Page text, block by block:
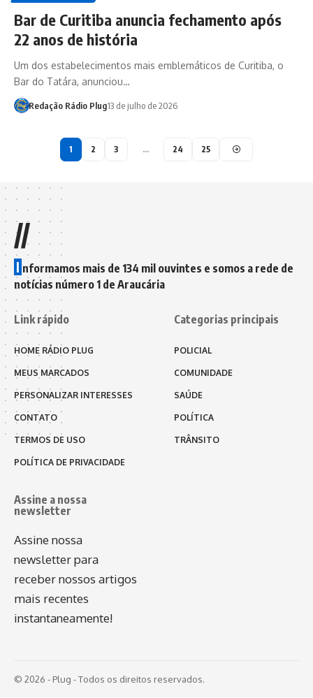
Bar de Curitiba anuncia fechamento após
22 anos de história
Um dos estabelecimentos mais emblemáticos de Curitiba, o
Bar do Tatára, anunciou…
Redação Rádio Plug13 de julho de 2026
1 2 3 … 24 25
//
I nformamos mais de 134 mil ouvintes e somos a rede de
notícias número 1 de Araucária
Link rápido
HOME RÁDIO PLUG
MEUS MARCADOS
PERSONALIZAR INTERESSES
CONTATO
TERMOS DE USO
POLÍTICA DE PRIVACIDADE
Categorias principais
POLICIAL
COMUNIDADE
SAÚDE
POLÍTICA
TRÂNSITO
Assine a nossa
newsletter
Assine nossa
newsletter para
receber nossos artigos
mais recentes
instantaneamente!
© 2026 - Plug - Todos os direitos reservados.